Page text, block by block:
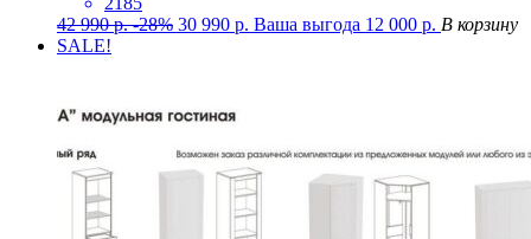
42 990р. -28% 30 990 р. Ваша выгода 12 000 р. В корзину
SALE!